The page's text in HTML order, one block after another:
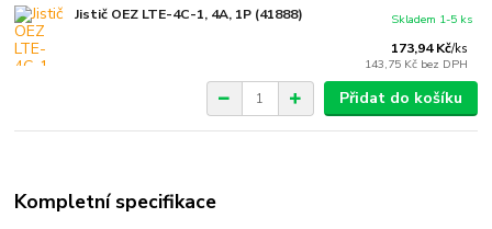
Jistič OEZ LTE-4C-1, 4A, 1P (41888)
173,94 Kč/ks
143,75 Kč bez DPH
Skladem 1-5 ks
Přidat do košíku
Kompletní specifikace